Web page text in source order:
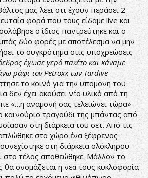
μας λέει οτι έχουν περάσει 2
φορά που τους είδαμε live και
ο ίδιος παντρεύτηκε και ο
δύο φορές με αποτέλεσμα να μην
το συγκρότημα στις υποχρεώσεις
έχωσε γερό πακέτο και κάναμε
ράφι τονPetroxx τωνTardive
το κοινό για την υπομονή του
δεν έχει ακούσει νέο υλικό από τη
«…η αναμονή σας τελειώνει τώρα»
καινούριο τραγούδι της μπάντας από
στη διάρκεια του σετ. Από τις
στο χώρο ένα ξέφρενος
στη διάρκεια ολόκληρου
στο τέλος αποθεώθηκε. Μάλλον το
ονομάζεται η νέα τους κυκλοφορία